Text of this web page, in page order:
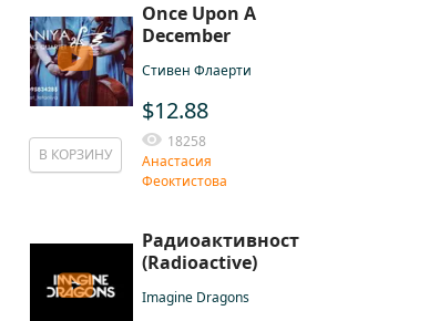
В КОРЗИНУ
Once Upon A
December
Стивен Флаерти
$12.88
18258
Анастасия
Феоктистова
Радиоактивность
(Radioactive)
Imagine Dragons